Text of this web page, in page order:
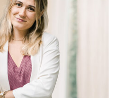
jouw grootste
gaan we aan de
van een plan om
te lossen, en er iets
plaats te bouwen.